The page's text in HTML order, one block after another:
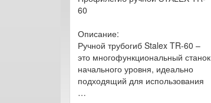
60
Описание:
Ручной трубогиб Stalex TR-60 –
это многофункциональный станок
начального уровня, идеально
подходящий для использования
…